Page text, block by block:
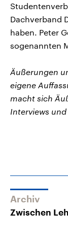
Dachverband
haben. Peter
sogenannten
Äußerungen
eigene
macht sich
Interviews
Archiv
Zwischen